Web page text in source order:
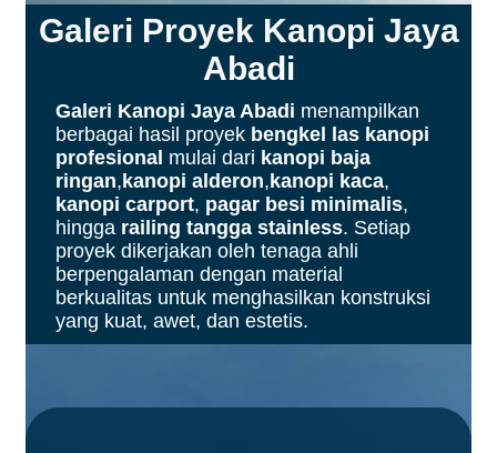
Galeri Proyek Kanopi Jaya
Abadi
Galeri Kanopi Jaya Abadi menampilkan
berbagai hasil proyek bengkel las kanopi
profesional mulai dari kanopi baja
ringan,kanopi alderon,kanopi kaca,
kanopi carport, pagar besi minimalis,
hingga railing tangga stainless. Setiap
proyek dikerjakan oleh tenaga ahli
berpengalaman dengan material
berkualitas untuk menghasilkan konstruksi
yang kuat, awet, dan estetis.